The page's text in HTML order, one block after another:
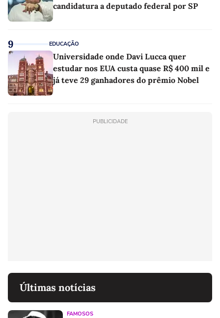
candidatura a deputado federal por SP
9 EDUCAÇÃO
Universidade onde Davi Lucca quer
estudar nos EUA custa quase R$ 400 mil e
já teve 29 ganhadores do prêmio Nobel
PUBLICIDADE
Últimas notícias
FAMOSOS